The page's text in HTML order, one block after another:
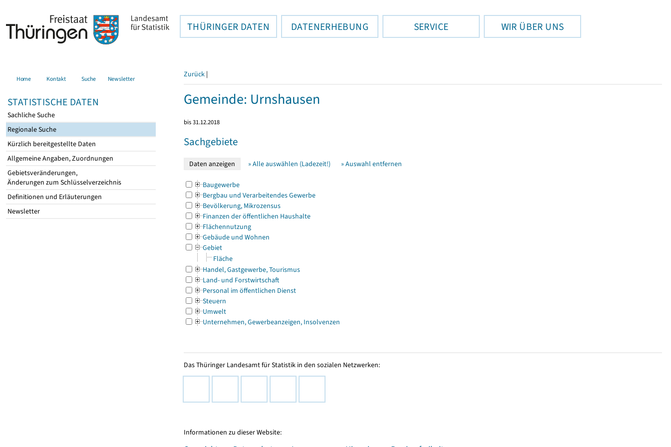
THÜRINGER DATEN DATENERHEBUNG SERVICE WIR ÜBER UNS
Home Kontakt Suche Newsletter
STATISTISCHE DATEN
Sachliche Suche
Regionale Suche
Kürzlich bereitgestellte Daten
Allgemeine Angaben, Zuordnungen
Gebietsveränderungen,
Änderungen zum Schlüsselverzeichnis
Definitionen und Erläuterungen
Newsletter
Zurück |
Gemeinde: Urnshausen
bis 31.12.2018
Sachgebiete
» Alle auswählen (Ladezeit!) » Auswahl entfernen
Baugewerbe
Bergbau und Verarbeitendes Gewerbe
Bevölkerung, Mikrozensus
Finanzen der öffentlichen Haushalte
Flächennutzung
Gebäude und Wohnen
Gebiet
Fläche
Handel, Gastgewerbe, Tourismus
Land- und Forstwirtschaft
Personal im öffentlichen Dienst
Steuern
Umwelt
Unternehmen, Gewerbeanzeigen, Insolvenzen
Das Thüringer Landesamt für Statistik in den sozialen Netzwerken:
Informationen zu dieser Website: